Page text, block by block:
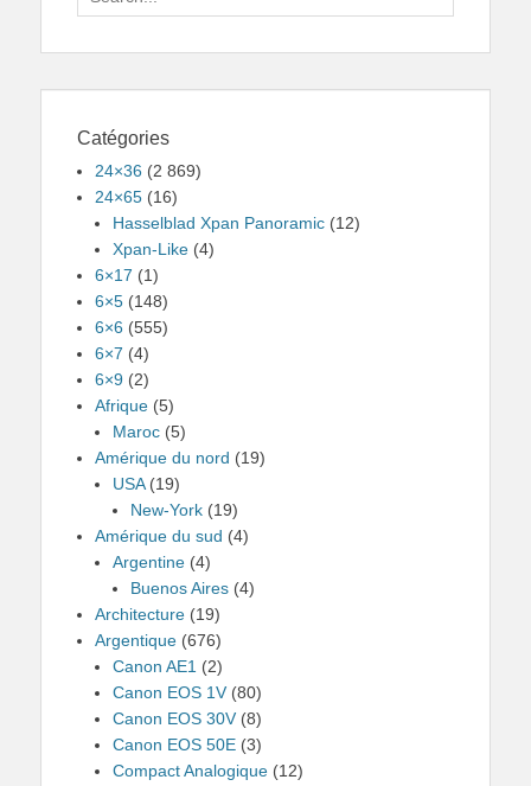
for:
Catégories
24×36 (2 869)
24×65 (16)
Hasselblad Xpan Panoramic (12)
Xpan-Like (4)
6×17 (1)
6×5 (148)
6×6 (555)
6×7 (4)
6×9 (2)
Afrique (5)
Maroc (5)
Amérique du nord (19)
USA(19)
New-York (19)
Amérique du sud (4)
Argentine (4)
Buenos Aires (4)
Architecture (19)
Argentique (676)
Canon AE1 (2)
Canon EOS 1V (80)
Canon EOS 30V (8)
Canon EOS 50E (3)
Compact Analogique (12)